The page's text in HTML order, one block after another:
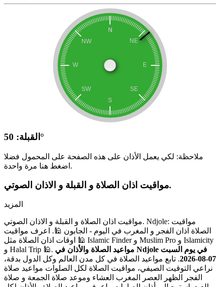
القبلة: 50°
ملاحظة: لكي يعمل الأذان على هذه الصفحة على المحمول فضلا
اضغط هنا مرة واحدة.
مواقيت اذان الصلاة و القبلة و الاذان الصوتي.
المزيد
مواقيت اذان الصلاة و القبلة و الاذان الصوتي. Ndjole: مواقيت
الصلاة اذان الفجر و المغرب في اليوم - الجابون 🕌. اعرف مواقيت
اوقات اذان الصلاة مثل 🕌 Islamic Finder و Muslim Pro و Islamicity
و Halal Trip 🕌. مواعيد الصلاة والأذان في Ndjole في يوم السبت
07-08-2026
. تابع مواعيد الصلاة في كل مدن العالم وكل الدول بدقة،
نراعي التوقيت الصيفي، مواقيت الصلاة لكل الصلوات مواعيد صلاة
الفجر الظهر العصر المغرب العشاء وموعد صلاة الجمعة و صلاة